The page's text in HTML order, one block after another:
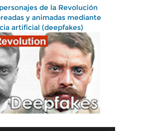
de la Revolución
y animadas mediante
artificial (deepfakes)